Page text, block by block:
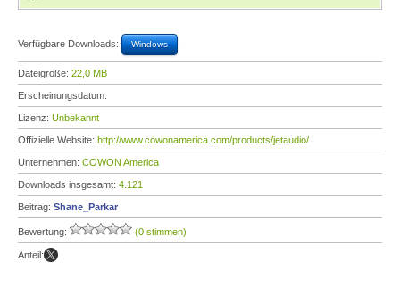
Verfügbare Downloads: Windows
Dateigröße: 22,0 MB
Erscheinungsdatum:
Lizenz: Unbekannt
Offizielle Website: http://www.cowonamerica.com/products/jetaudio/
Unternehmen: COWON America
Downloads insgesamt: 4.121
Beitrag: Shane_Parkar
Bewertung: (0 stimmen)
Anteil: